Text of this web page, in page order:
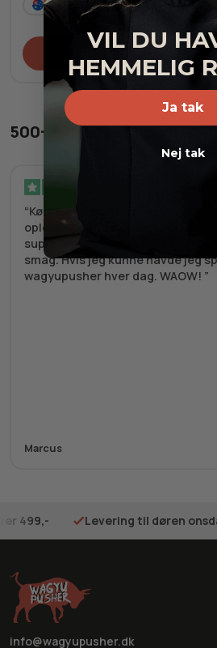
AU Frost
500+ tilfredse kunder
Købte en value box, wagyu
oplevelse, de smukkeste stykker
super lækker stegeskrope.
smag. Hvis jeg kunne havde jeg
wagyupusher hver dag. WAOW!
Marcus
499,- Levering til døren
info@wagyupusher.dk
VIL DU
HEMMELIG
Ja tak
Nej tak